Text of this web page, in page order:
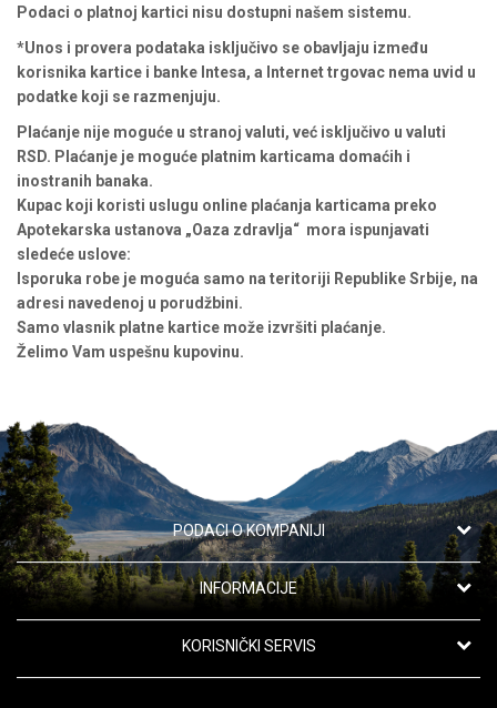
Podaci o platnoj kartici nisu dostupni našem sistemu.
*Unos i provera podataka isključivo se obavljaju između
korisnika kartice i banke Intesa, a Internet trgovac nema uvid u
podatke koji se razmenjuju.
Plaćanje nije moguće u stranoj valuti, već isključivo u valuti
RSD. Plaćanje je moguće platnim karticama domaćih i
inostranih banaka.
Kupac koji koristi uslugu online plaćanja karticama preko
Apotekarska ustanova „Oaza zdravlja“ mora ispunjavati
sledeće uslove:
Isporuka robe je moguća samo na teritoriji Republike Srbije, na
adresi navedenoj u porudžbini.
Samo vlasnik platne kartice može izvršiti plaćanje.
Želimo Vam uspešnu kupovinu.
PODACI O KOMPANIJI
Apotekarska ustanova "Oaza zdravlja"
Kanarevo Brdo 42,
11191 Beograd, Srbija
Telefon:
INFORMACIJE
O nama
Saradnja
KORISNIČKI SERVIS